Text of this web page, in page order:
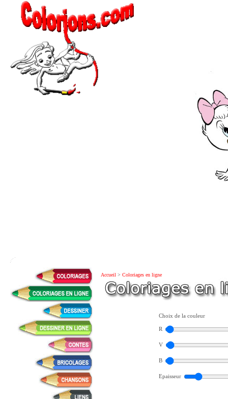
Accueil > Coloriages en ligne
Choix de la couleur
R
V
B
Epaisseur